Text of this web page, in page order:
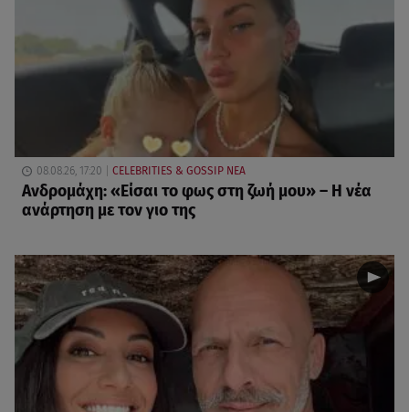
08.08.26, 17:20 CELEBRITIES & GOSSIP ΝΕΑ
Ανδρομάχη: «Είσαι το φως στη ζωή μου» – Η νέα
ανάρτηση με τον γιο της